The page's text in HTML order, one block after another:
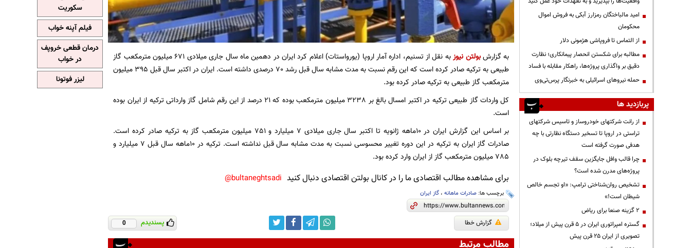
به گزارشبولتن نیوز
به نقل از تسنیم، اداره آمار اروپا (یورواستات) اعلام کرد ایران در دهمین ماه سال جاری میلادی 671 میلیون مترمکعب گاز
طبیعی به ترکیه صادر کرده است که این رقم نسبت به مدت مشابه سال قبل رشد 70 درصدی داشته است. ایران در اکتبر سال قبل 395 میلیون
مترمکعب گاز طبیعی به ترکیه صادر کرده بود.
کل واردات گاز طبیعی ترکیه در اکتبر امسال بالغ بر 3238 میلیون مترمکعب بوده که 21 درصد از این رقم شامل گاز وارداتی ترکیه از ایران بوده
است.
بر اساس این گزارش ایران در 10ماهه ژانویه تا اکتبر سال جاری میلادی 7 میلیارد و 751 میلیون مترمکعب گاز به ترکیه صادر کرده است.
صادرات گاز ایران به ترکیه در این دوره تغییر محسوسی نسبت به مدت مشابه سال قبل نداشته است. ترکیه در 10ماهه سال قبل 7 میلیارد و
785 میلیون مترمکعب گاز از ایران وارد کرده بود.
برای مشاهده مطالب اقتصادی ما را در کانال بولتن اقتصادی دنبال کنید bultaneghtsadi@
برچسب ها: صادرات ماهانه، گاز ایران
گزارش خطا پسندیدم 0
مطالب مرتبط
امید مالباختگان رمزارز آبکی به فروش اموال
محکومان
از التماس تا فروپاشی هژمونی دلار
مطالبه برای شکستن انحصار پیمانکاری؛ نظارت
دقیق بر واگذاری پروژه‌ها، راهکار مقابله با فساد
حمله نیروهای اسرائیلی به خبرنگار پرس‌تی‌وی
پربازدید ها
از رانت‌ شرکتهای خودروساز و تاسیس شرکتهای
تراستی در اروپا تا تسخیر دستگاه نظارتی با چه
هدفی صورت گرفته است
چرا قالب وافل جایگزین سقف تیرچه بلوک در
پروژه‌های مدرن شده است؟
تشخیص روان‌شناختی ترامپ: «او تجسم خالص
شیطان است!»
۲ گزینه صنعا برای ریاض
گستره امپراتوری ایران در ۵ قرن پیش از میلاد؛
تصویری از ایران ۲۵ قرن پیش
سکوریت
فیلم آپنه خواب
درمان قطعی خروپف
در خواب
لیزر فوتونا